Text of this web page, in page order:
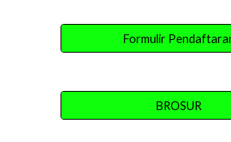
Formulir
BROSUR